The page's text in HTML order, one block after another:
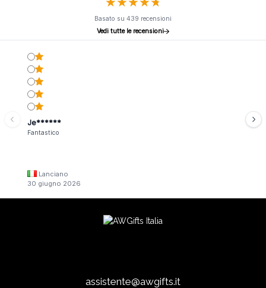
Basato su 439 recensioni
Vedi tutte le recensioni
Je******
Fantastico
Lanciano
30 giugno 2026
assistente@awgifts.it